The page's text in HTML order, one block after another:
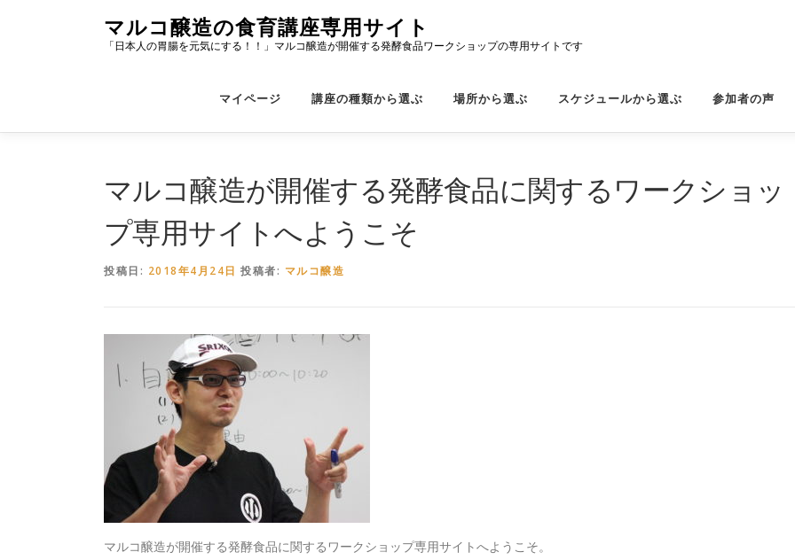
ス
マルコ醸造の食育講座専用サイト
「日本人の胃腸を元気にする！！」マルコ醸造が開催する発酵食品ワークショップの専用サイトです
マイページ 講座の種類から選ぶ 場所から選ぶ スケジュールから選ぶ 参加者の声
マルコ醸造が開催する発酵食品に関するワークショッ
プ専用サイトへようこそ
投稿日: 2018年4月24日 投稿者: マルコ醸造
マルコ醸造が開催する発酵食品に関するワークショップ専用サイトへようこそ。